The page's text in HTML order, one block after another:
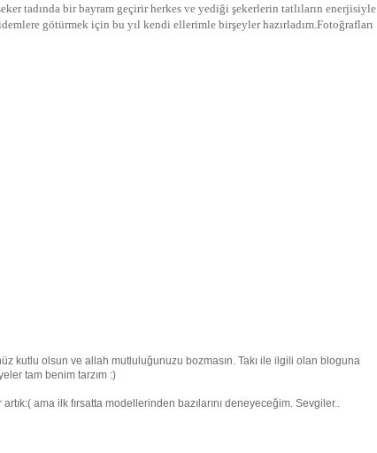
tadında bir bayram geçirir herkes ve yediği şekerlerin tatlıların enerjisiyle
götürmek için bu yıl kendi ellerimle birşeyler hazırladım.Fotoğrafları
kutlu olsun ve allah mutluluğunuzu bozmasın. Takı ile ilgili olan bloguna
tam benim tarzım :)
ama ilk fırsatta modellerinden bazılarını deneyeceğim. Sevgiler..